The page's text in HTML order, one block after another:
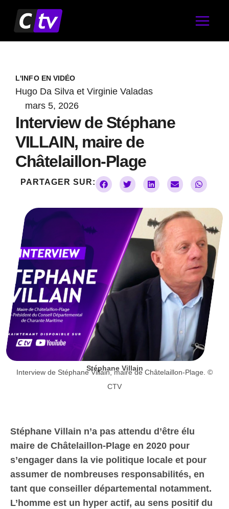
contenu
L'INFO EN VIDÉO
Hugo Da Silva et Virginie Valadas
mars 5, 2026
Interview de Stéphane
VILLAIN, maire de
Châtelaillon-Plage
PARTAGER SUR:
Stéphane Villain
Interview de Stéphane Villain, maire de Châtelaillon-Plage. ©
CTV
Stéphane Villain n’a pas attendu d’être élu
maire de Châtelaillon-Plage en 2020 pour
s’engager dans la vie politique locale et pour
assumer de nombreuses responsabilités, en
tant que conseiller départemental notamment.
L’homme est un hyper actif, au sens positif du